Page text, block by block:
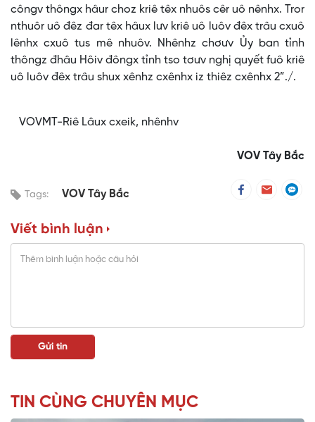
côngv thôngx hâur choz kriê têx nhuôs cêr uô nênhx. Tror
nthuôr uô đêz đar têx hâux lưv kriê uô luôv đêx trâu cxuô
lênhx cxuô tus mê nhuôv. Nhênhz chơưv Ủy ban tỉnh
thôngz đhâu Hôiv đôngx tỉnh tso tơưv nghị quyết fuô kriê
uô luôv đêx trâu shux xênhz cxênhx iz thiêz cxênhx 2”./.
VOVMT-Riê Lâux cxeik, nhênhv
VOV Tây Bắc
Tags: VOV Tây Bắc
Viết bình luận
TIN CÙNG CHUYÊN MỤC